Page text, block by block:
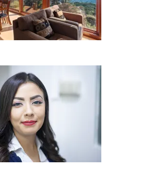
Kaip miegamojo
atmosfera veikia odos
senėjimą?
2026-06-01